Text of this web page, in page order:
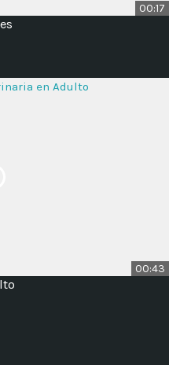
00:17
00:43